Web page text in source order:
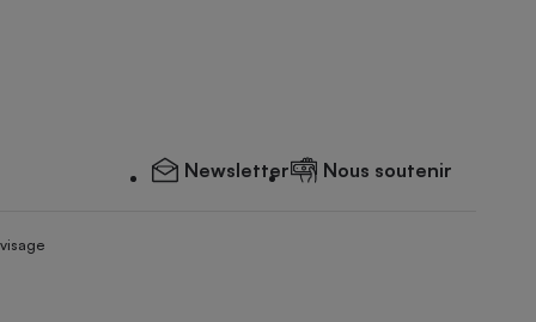
Newsletter Nous soutenir